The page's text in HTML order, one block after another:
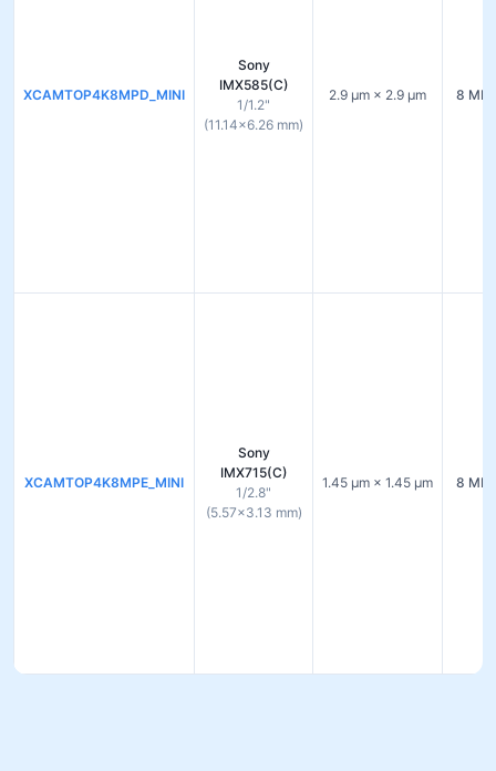
XCAMTOP4K8MPD_MINI
Sony
IMX585(C)
1/1.2"
(11.14×6.26 mm)
2.9 µm × 2.9 µm 8 MP
XCAMTOP4K8MPE_MINI
Sony
IMX715(C)
1/2.8"
(5.57×3.13 mm)
1.45 µm × 1.45 µm 8 MP